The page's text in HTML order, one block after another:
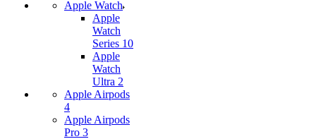
Apple Watch
Apple
Watch
Series 10
Apple
Watch
Ultra 2
Apple Airpods
4
Apple Airpods
Pro 3